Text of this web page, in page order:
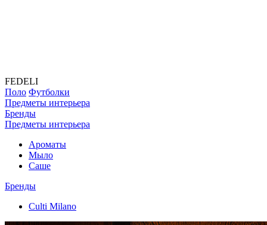
FEDELI
Поло Футболки
Предметы интерьера
Бренды
Предметы интерьера
Ароматы
Мыло
Саше
Бренды
Culti Milano